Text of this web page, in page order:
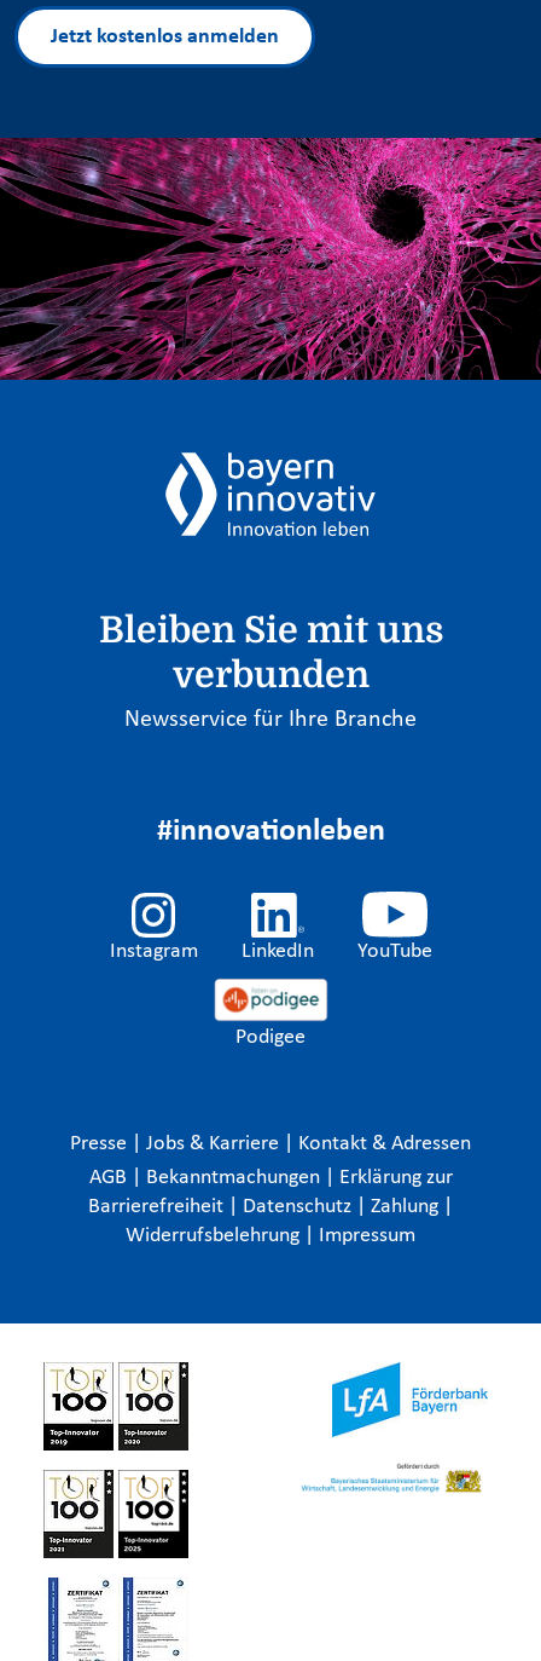
Jetzt kostenlos anmelden
Bleiben Sie mit uns
verbunden
Newsservice für Ihre Branche
#innovationleben
Instagram LinkedIn YouTube
Podigee
Presse Jobs & Karriere
Kontakt & Adressen
AGB
Bekanntmachungen
Erklärung zur
Barrierefreiheit
Datenschutz Zahlung
Widerrufsbelehrung
Impressum